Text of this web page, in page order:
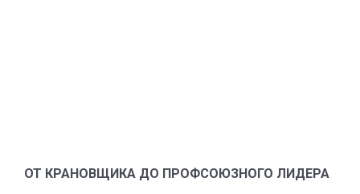
ОТ КРАНОВЩИКА ДО ПРОФСОЮЗНОГО ЛИДЕРА